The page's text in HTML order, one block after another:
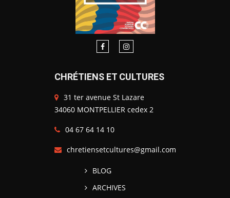
CHRÉTIENS ET CULTURES
31 ter avenue St Lazare
34060 MONTPELLIER cedex 2
04 67 64 14 10
chretiensetcultures@gmail.com
BLOG
ARCHIVES